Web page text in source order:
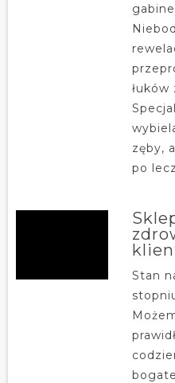
łuków
zęby,
po
Stan